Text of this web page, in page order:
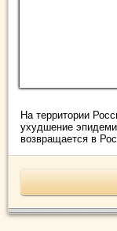
На территории
ухудшение
возвращается в